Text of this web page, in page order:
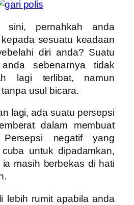
pernahkah anda
sesuatu keadaan
diri anda? Suatu
sebenarnya tidak
lagi terlibat, namun
usul bicara.
lagi, ada suatu persepsi
dalam membuat
negatif yang
untuk dipadamkan,
masih berbekas di hati
lebih rumit apabila anda